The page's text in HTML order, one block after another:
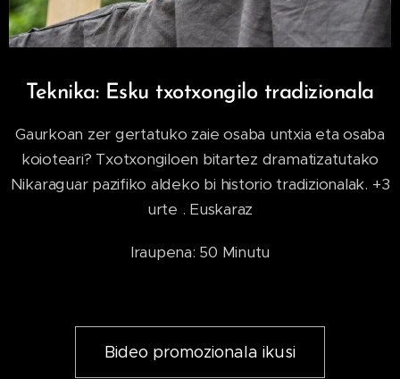
Teknika: Esku txotxongilo tradizionala
Gaurkoan zer gertatuko zaie osaba untxia eta osaba
koioteari? Txotxongiloen bitartez dramatizatutako
Nikaraguar pazifiko aldeko bi historio tradizionalak. +3
urte . Euskaraz
Iraupena: 50 Minutu
Bideo promozionala ikusi